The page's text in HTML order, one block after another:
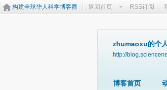
构建全球华人科学博客圈 返回首页 RSS订阅
zhumaoxu的个
http://
博客首页